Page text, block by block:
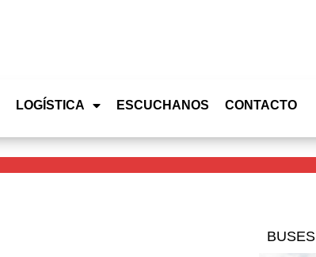
LOGÍSTICA ESCUCHANOS CONTACTO
BUSES